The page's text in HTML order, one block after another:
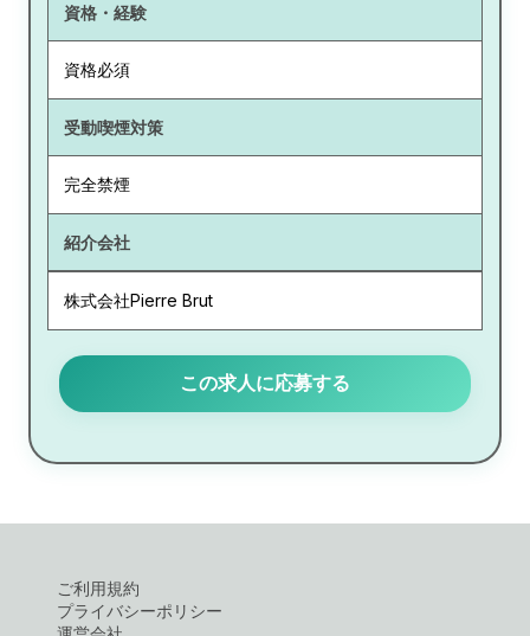
資格・経験
資格必須
受動喫煙対策
完全禁煙
紹介会社
株式会社Pierre Brut
この求人に応募する
ご利用規約
プライバシーポリシー